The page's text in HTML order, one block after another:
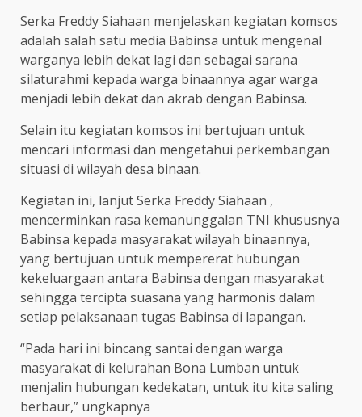
Serka Freddy Siahaan menjelaskan kegiatan komsos
adalah salah satu media Babinsa untuk mengenal
warganya lebih dekat lagi dan sebagai sarana
silaturahmi kepada warga binaannya agar warga
menjadi lebih dekat dan akrab dengan Babinsa.
Selain itu kegiatan komsos ini bertujuan untuk
mencari informasi dan mengetahui perkembangan
situasi di wilayah desa binaan.
Kegiatan ini, lanjut Serka Freddy Siahaan ,
mencerminkan rasa kemanunggalan TNI khususnya
Babinsa kepada masyarakat wilayah binaannya,
yang bertujuan untuk mempererat hubungan
kekeluargaan antara Babinsa dengan masyarakat
sehingga tercipta suasana yang harmonis dalam
setiap pelaksanaan tugas Babinsa di lapangan.
“Pada hari ini bincang santai dengan warga
masyarakat di kelurahan Bona Lumban untuk
menjalin hubungan kedekatan, untuk itu kita saling
berbaur,” ungkapnya